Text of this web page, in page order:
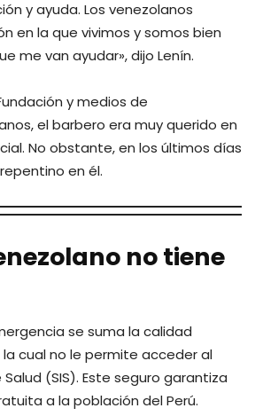
y ayuda. Los venezolanos
en la que vivimos y somos bien
me van ayudar», dijo Lenín.
y medios de
el barbero era muy querido en
No obstante, en los últimos días
en él.
no tiene
se suma la calidad
cual no le permite acceder al
(SIS). Este seguro garantiza
a la población del Perú.